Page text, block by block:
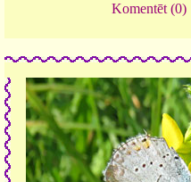
Komentēt (0)